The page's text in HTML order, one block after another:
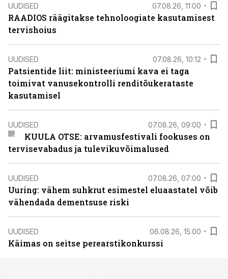
UUDISED 07.08.26, 11:00
RAADIOS räägitakse tehnoloogiate kasutamisest
tervishoius
UUDISED 07.08.26, 10:12
Patsientide liit: ministeeriumi kava ei taga
toimivat vanusekontrolli renditõukerataste
kasutamisel
UUDISED 07.08.26, 09:00
KUULA OTSE: arvamusfestivali fookuses on
tervisevabadus ja tulevikuvõimalused
UUDISED 07.08.26, 07:00
Uuring: vähem suhkrut esimestel eluaastatel võib
vähendada dementsuse riski
UUDISED 06.08.26, 15:00
Käimas on seitse perearstikonkurssi